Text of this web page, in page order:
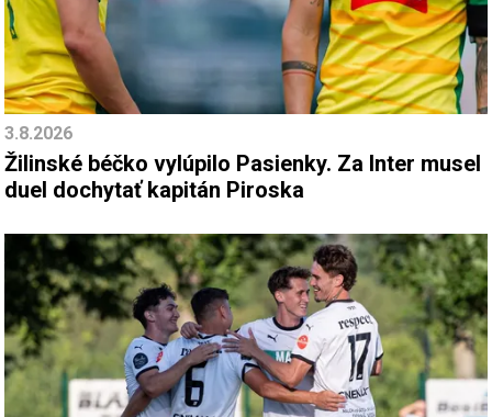
3.8.2026
Žilinské béčko vylúpilo Pasienky. Za Inter musel
duel dochytať kapitán Piroska